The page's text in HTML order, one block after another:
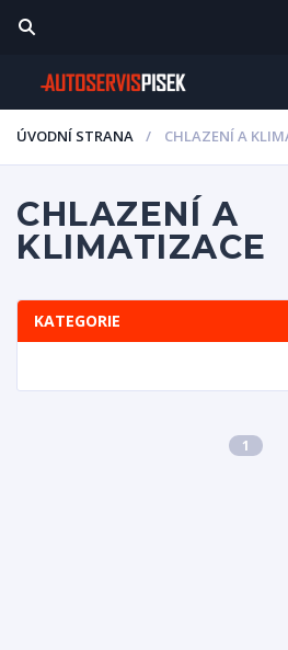
ÚVODNÍ STRANA CHLAZENÍ A
CHLAZENÍ A
KLIMATIZACE
KATEGORIE
1